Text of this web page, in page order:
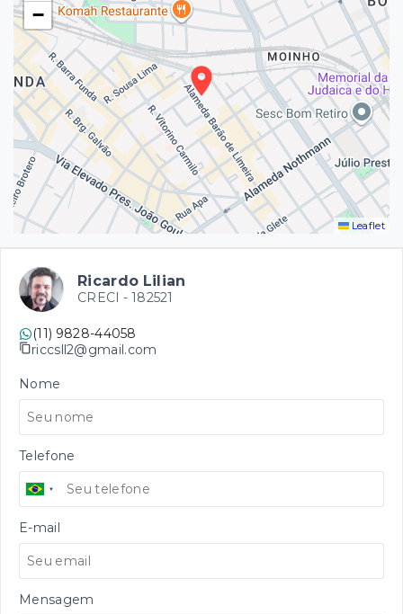
−
Leaflet
Ricardo Lilian
CRECI - 182521
(11) 9828-44058
riccsll2@gmail.com
Nome
Telefone
E-mail
Mensagem